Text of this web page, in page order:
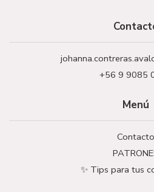
+56 9 9085
Menú
Contacto
✨ Tips para tus